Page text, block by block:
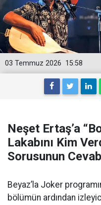
15:58
03 Temmuz 2026
Neşet Ertaş’a
Lakabını Kim
Sorusunun
Beyaz’la Joker
bölümün ardından